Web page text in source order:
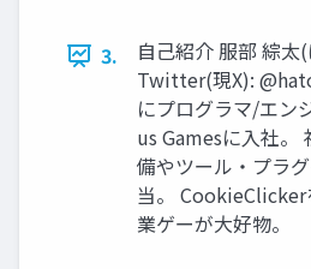
3.
自己紹介 服部 綜太
Twitter(現X):
にプログラマ/エン
us Gamesに入社。
備やツール・プラ
当。
業ゲーが大好物。